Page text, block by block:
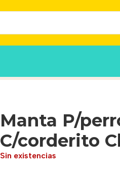
Manta P/
C/corderito
Sin existencias